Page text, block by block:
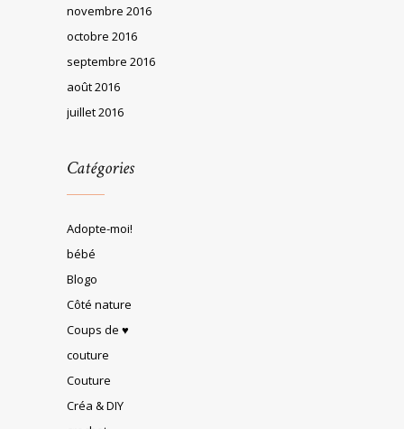
novembre 2016
octobre 2016
septembre 2016
août 2016
juillet 2016
Catégories
Adopte-moi!
bébé
Blogo
Côté nature
Coups de ♥
couture
Couture
Créa & DIY